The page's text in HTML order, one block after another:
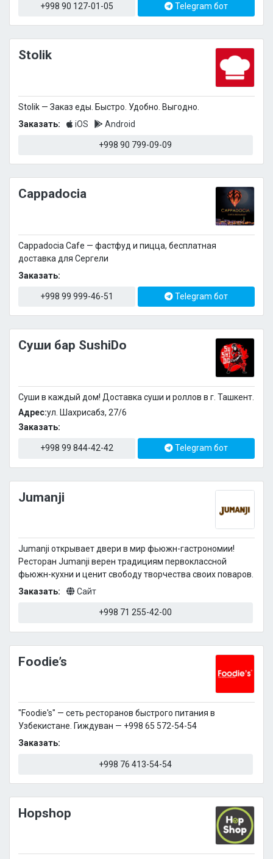
+998 90 127-01-05 Telegram бот
Stolik
Stolik — Заказ еды. Быстро. Удобно. Выгодно.
Заказать:
iOS Android
+998 90 799-09-09
Cappadocia
Cappadocia Cafe — фастфуд и пицца, бесплатная
доставка для Сергели
Заказать:
+998 99 999-46-51 Telegram бот
Суши бар SushiDo
Суши в каждый дом! Доставка суши и роллов в г. Ташкент.
Адрес:ул. Шахрисабз, 27/6
Заказать:
+998 99 844-42-42 Telegram бот
Jumanji
Jumanji открывает двери в мир фьюжн-гастрономии!
Ресторан Jumanji верен традициям первоклассной
фьюжн-кухни и ценит свободу творчества своих поваров.
Заказать:
Сайт
+998 71 255-42-00
Foodie’s
"Foodie's" — сеть ресторанов быстрого питания в
Узбекистане. Гиждуван — +998 65 572-54-54
Заказать:
+998 76 413-54-54
Hopshop